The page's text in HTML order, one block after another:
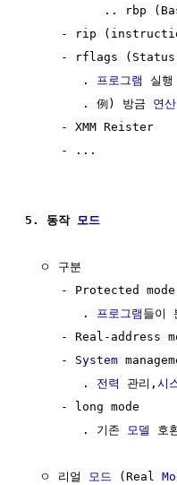
.. rbp
- rip
- rflags
        .
프로그램 실행
        . 例) 방금
연산
     - XMM Reister
     - ...
5. 동작 모드
  ㅇ 구분
     - Protected mode
        .
프로그램 들이
- Real-address
     -
System
        .
전력 관리, 시
     - long mode
        . 기존
모델 호
  ㅇ 리얼
모드 (Real